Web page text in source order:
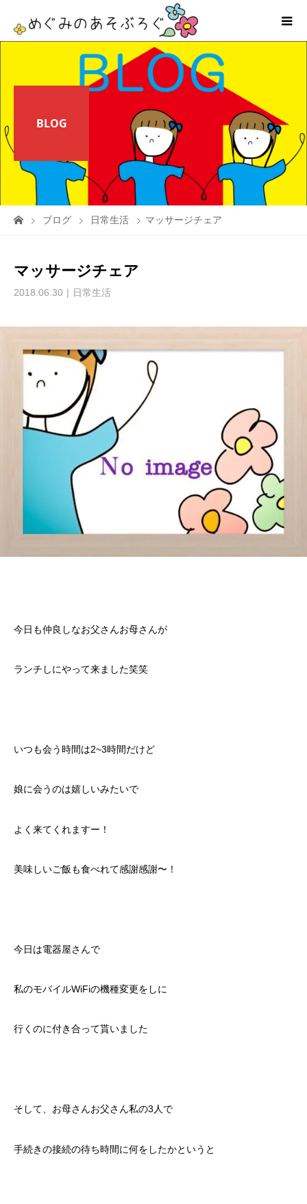
BLOG
ブログ 日常生活 マッサージチェア
マッサージチェア
2018.06.30 日常生活
今日も仲良しなお父さんお母さんが
ランチしにやって来ました笑笑
いつも会う時間は2~3時間だけど
娘に会うのは嬉しいみたいで
よく来てくれますー！
美味しいご飯も食べれて感謝感謝〜！
今日は電器屋さんで
私のモバイルWiFiの機種変更をしに
行くのに付き合って貰いました
そして、お母さんお父さん私の3人で
手続きの接続の待ち時間に何をしたかというと